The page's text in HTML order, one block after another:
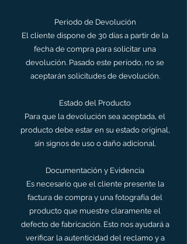
Periodo de Devolución
El cliente dispone de 30 días a partir de la
fecha de compra para solicitar una
devolución. Pasado este período, no se
aceptarán solicitudes de devolución.
Estado del Producto
Para que la devolución sea aceptada, el
producto debe estar en su estado original,
sin signos de uso o daño adicional.
Documentación y Evidencia
Es necesario que el cliente presente la
factura de compra y una fotografía del
producto que muestre claramente el
defecto de fabricación. Esto nos ayudará a
verificar la autenticidad del reclamo y a